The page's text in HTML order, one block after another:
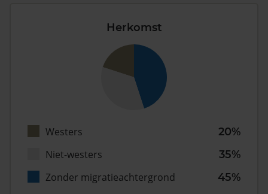
Herkomst
Westers
20%
Niet-westers
35%
Zonder migratieachtergrond
45%